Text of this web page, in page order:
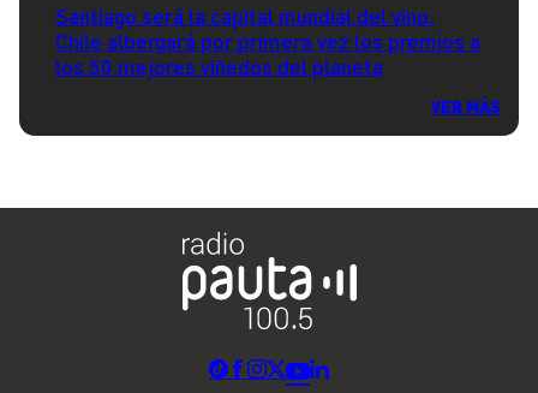
Santiago será la capital mundial del vino:
Chile albergará por primera vez los premios a
los 50 mejores viñedos del planeta
VER MÁS